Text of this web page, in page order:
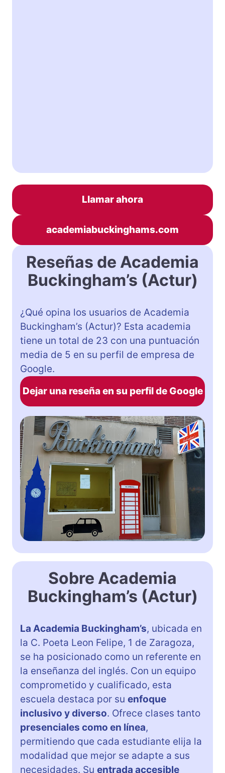
Llamar ahora
academiabuckinghams.com
Reseñas de Academia
Buckingham’s (Actur)
¿Qué opina los usuarios de Academia
Buckingham’s (Actur)? Esta academia
tiene un total de 23 con una puntuación
media de 5 en su perfil de empresa de
Google.
Dejar una reseña en su perfil de Google
Sobre Academia
Buckingham’s (Actur)
La Academia Buckingham’s, ubicada en
la C. Poeta Leon Felipe, 1 de Zaragoza,
se ha posicionado como un referente en
la enseñanza del inglés. Con un equipo
comprometido y cualificado, esta
escuela destaca por su enfoque
inclusivo y diverso. Ofrece clases tanto
presenciales como en línea,
permitiendo que cada estudiante elija la
modalidad que mejor se adapte a sus
necesidades. Su entrada accesible